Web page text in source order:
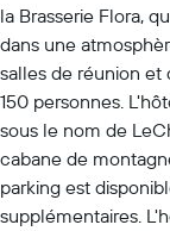
la Brasserie Flora,
dans une
salles de réunion
150 personnes.
sous le nom de
cabane de
parking est
supplémentaires.